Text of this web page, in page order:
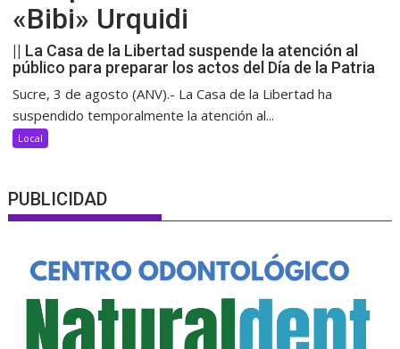
«Bibi» Urquidi
|| La Casa de la Libertad suspende la atención al
público para preparar los actos del Día de la Patria
Sucre, 3 de agosto (ANV).- La Casa de la Libertad ha
suspendido temporalmente la atención al...
Local
PUBLICIDAD